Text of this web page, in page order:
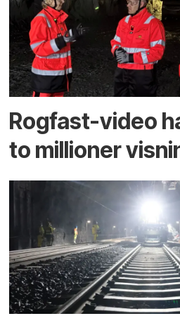
Rogfast-video
to millioner